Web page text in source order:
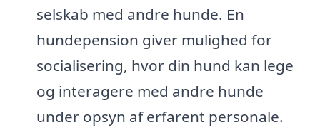
selskab med andre hunde. En
hundepension giver mulighed for
socialisering, hvor din hund kan lege
og interagere med andre hunde
under opsyn af erfarent personale.